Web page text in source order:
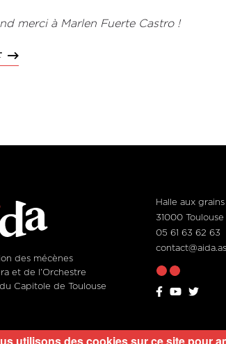
merci à Marlen Fuerte Castro !
des mécènes
et de l’Orchestre
Capitole de Toulouse
Halle aux
31000 Toulouse
05 61 63 62 63